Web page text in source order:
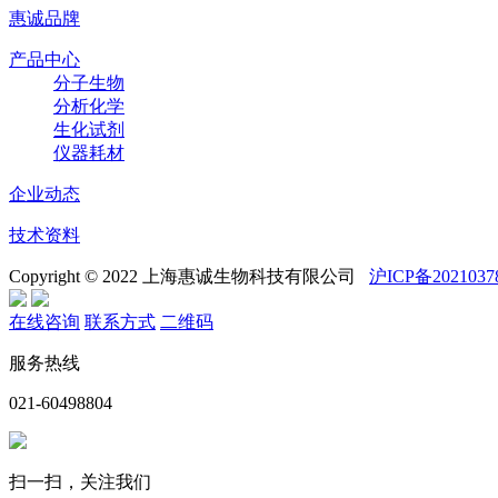
惠诚品牌
产品中心
分子生物
分析化学
生化试剂
仪器耗材
企业动态
技术资料
Copyright © 2022 上海惠诚生物科技有限公司 沪ICP备
在线咨询 联系方式 二维码
服务热线
021-60498804
扫一扫，关注我们